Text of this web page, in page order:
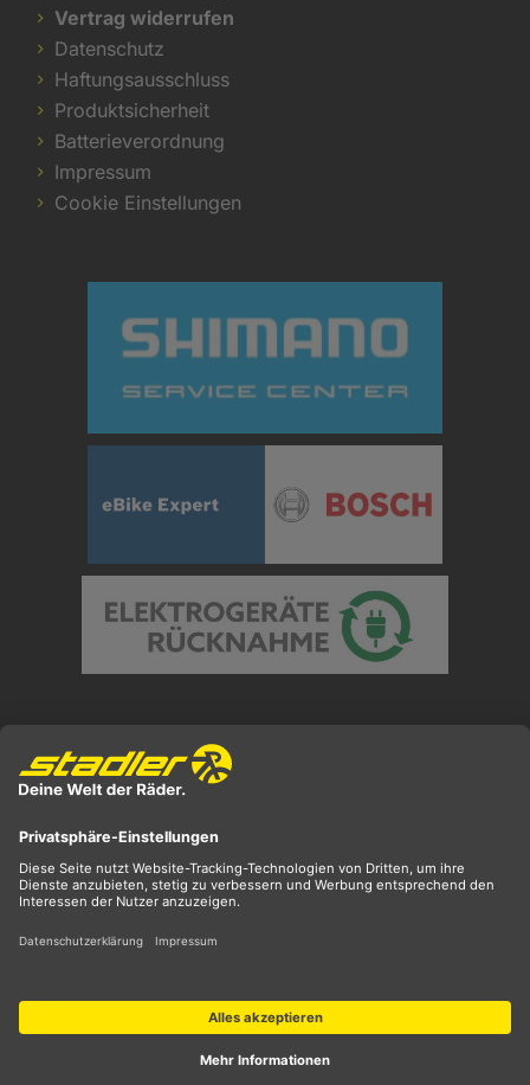
Vertrag widerrufen
Datenschutz
Haftungsausschluss
Produktsicherheit
Batterieverordnung
Impressum
Cookie Einstellungen
** ehemaliger UVP
*** Preis entspricht unserem Markteinführungspreis